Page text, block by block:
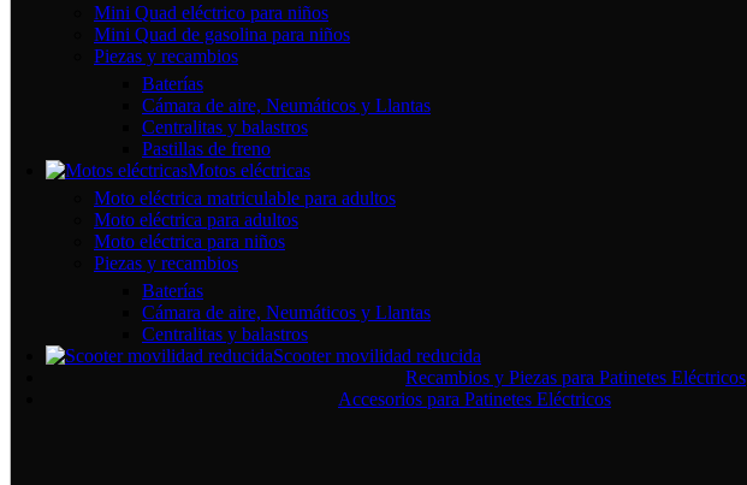
Mini Quad eléctrico para niños
Mini Quad de gasolina para niños
Piezas y recambios
Baterías
Cámara de aire, Neumáticos y Llantas
Centralitas y balastros
Pastillas de freno
Motos eléctricas
Moto eléctrica matriculable para adultos
Moto eléctrica para adultos
Moto eléctrica para niños
Piezas y recambios
Baterías
Cámara de aire, Neumáticos y Llantas
Centralitas y balastros
Scooter movilidad reducida
Recambios y Piezas para Patinetes Eléctricos
Accesorios para Patinetes Eléctricos